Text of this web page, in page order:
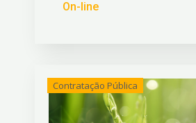
On-line
Contratação Pública